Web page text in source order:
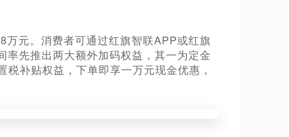
元。消费者可通过红旗智联APP或红旗
先推出两大额外加码权益，其一为定金
补贴权益，下单即享一万元现金优惠，